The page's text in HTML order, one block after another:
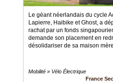
Le géant néerlandais du cycle
Lapierre, Haibike et Ghost, a
rachat par un fonds
demande son placement en
désolidariser de sa maison
Mobilité » Vélo Électrique
France